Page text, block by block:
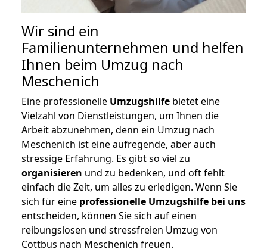
Wir sind ein
Familienunternehmen und helfen
Ihnen beim Umzug nach
Meschenich
Eine professionelle Umzugshilfe bietet eine
Vielzahl von Dienstleistungen, um Ihnen die
Arbeit abzunehmen, denn ein Umzug nach
Meschenich ist eine aufregende, aber auch
stressige Erfahrung. Es gibt so viel zu
organisieren und zu bedenken, und oft fehlt
einfach die Zeit, um alles zu erledigen. Wenn Sie
sich für eine professionelle Umzugshilfe bei uns
entscheiden, können Sie sich auf einen
reibungslosen und stressfreien Umzug von
Cottbus nach Meschenich freuen.